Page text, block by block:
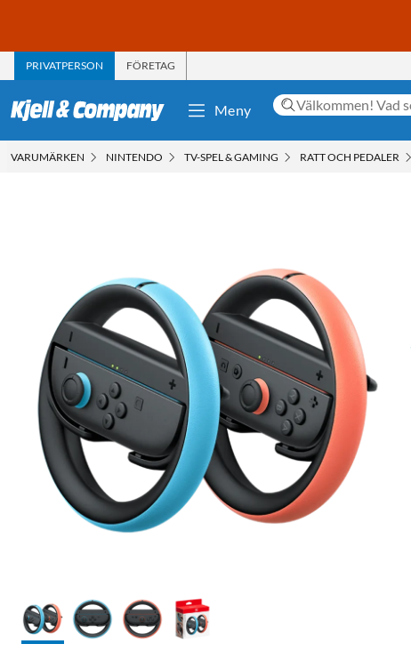
PRIVATPERSON FÖRETAG
Meny
VARUMÄRKEN NINTENDO TV-SPEL & GAMING RATT OCH PEDALER